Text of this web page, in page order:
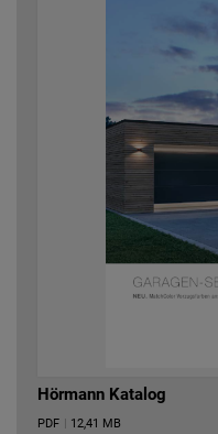
Hörmann Katalog
PDF | 12,41 MB